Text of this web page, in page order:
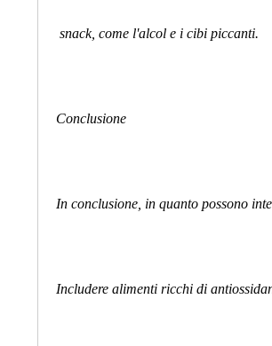
snack, come l'alcol e i cibi piccanti.
Conclusione
In conclusione, in quanto possono
Includere alimenti ricchi di